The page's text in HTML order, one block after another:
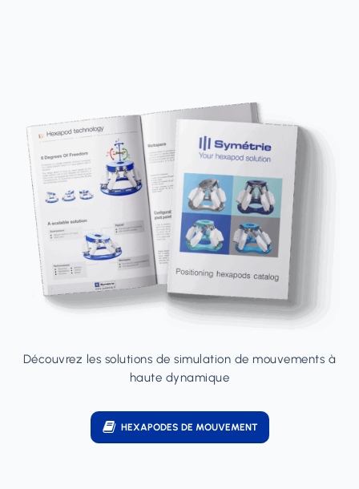
Découvrez les solutions de simulation de mouvements à
haute dynamique
HEXAPODES DE MOUVEMENT